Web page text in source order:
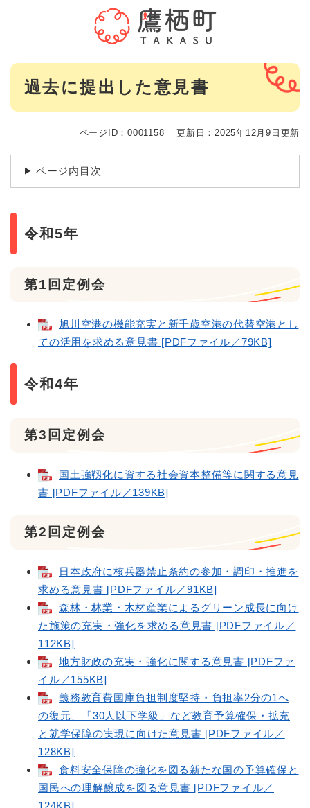
メニューを飛ばして本文へ
本
過去に提出した意見書
ページID：0001158 更新日：2025年12月9日更新
ページ内目次
令和5年
第1回定例会
旭川空港の機能充実と新千歳空港の代替空港とし
ての活用を求める意見書 [PDFファイル／79KB]
令和4年
第3回定例会
国土強靱化に資する社会資本整備等に関する意見
書 [PDFファイル／139KB]
第2回定例会
日本政府に核兵器禁止条約の参加・調印・推進を
求める意見書 [PDFファイル／91KB]
森林・林業・木材産業によるグリーン成長に向け
た施策の充実・強化を求める意見書 [PDFファイル／
112KB]
地方財政の充実・強化に関する意見書 [PDFファ
イル／155KB]
義務教育費国庫負担制度堅持・負担率2分の1へ
の復元、「30人以下学級」など教育予算確保・拡充
と就学保障の実現に向けた意見書 [PDFファイル／
128KB]
食料安全保障の強化を図る新たな国の予算確保と
国民への理解醸成を図る意見書 [PDFファイル／
124KB]